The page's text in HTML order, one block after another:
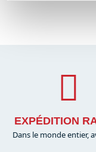
EXPÉDITION
Dans le monde entier,